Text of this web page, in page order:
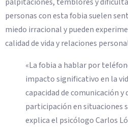
personas con esta fobia suelen
miedo irracional y pueden
calidad de vida y relaciones
«La fobia a hablar por
impacto significativo en la
capacidad de comunicación
participación en situaciones
explica el psicólogo Carlos